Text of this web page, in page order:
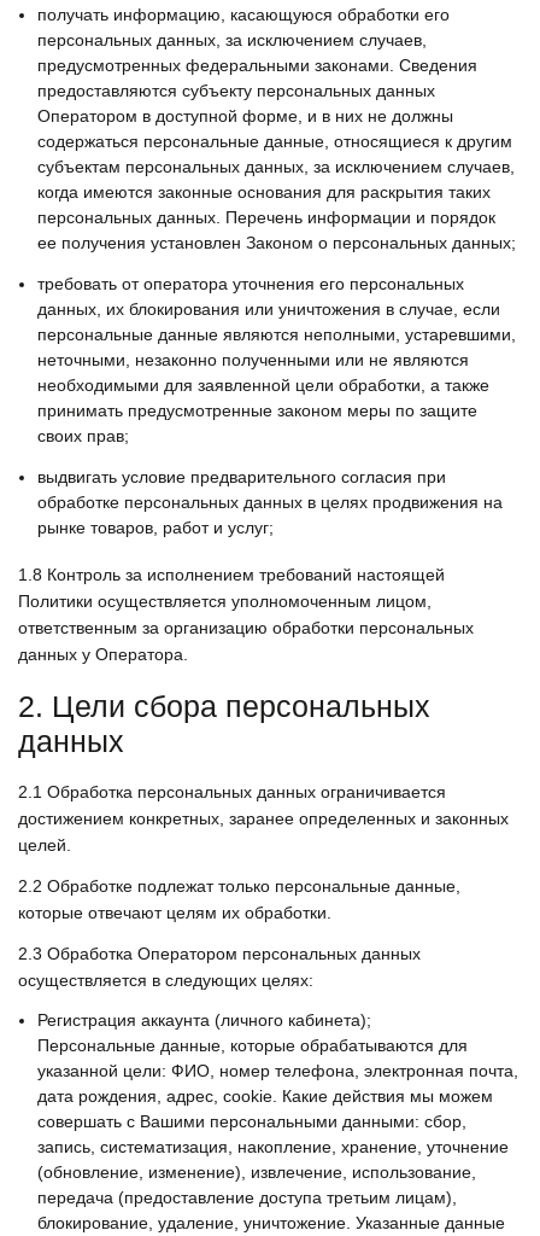
получать информацию, касающуюся обработки его
персональных данных, за исключением случаев,
предусмотренных федеральными законами. Сведения
предоставляются субъекту персональных данных
Оператором в доступной форме, и в них не должны
содержаться персональные данные, относящиеся к другим
субъектам персональных данных, за исключением случаев,
когда имеются законные основания для раскрытия таких
персональных данных. Перечень информации и порядок
ее получения установлен Законом о персональных данных;
требовать от оператора уточнения его персональных
данных, их блокирования или уничтожения в случае, если
персональные данные являются неполными, устаревшими,
неточными, незаконно полученными или не являются
необходимыми для заявленной цели обработки, а также
принимать предусмотренные законом меры по защите
своих прав;
выдвигать условие предварительного согласия при
обработке персональных данных в целях продвижения на
рынке товаров, работ и услуг;
1.8 Контроль за исполнением требований настоящей
Политики осуществляется уполномоченным лицом,
ответственным за организацию обработки персональных
данных у Оператора.
2. Цели сбора персональных
данных
2.1 Обработка персональных данных ограничивается
достижением конкретных, заранее определенных и законных
целей.
2.2 Обработке подлежат только персональные данные,
которые отвечают целям их обработки.
2.3 Обработка Оператором персональных данных
осуществляется в следующих целях:
Регистрация аккаунта (личного кабинета);
Персональные данные, которые обрабатываются для
указанной цели: ФИО, номер телефона, электронная почта,
дата рождения, адрес, cookie. Какие действия мы можем
совершать с Вашими персональными данными: сбор,
запись, систематизация, накопление, хранение, уточнение
(обновление, изменение), извлечение, использование,
передача (предоставление доступа третьим лицам),
блокирование, удаление, уничтожение. Указанные данные